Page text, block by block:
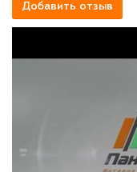
Добавить отзыв